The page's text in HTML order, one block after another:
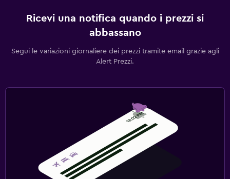
Ricevi una notifica quando i prezzi si
abbassano
Segui le variazioni giornaliere dei prezzi tramite email grazie agli
Alert Prezzi.